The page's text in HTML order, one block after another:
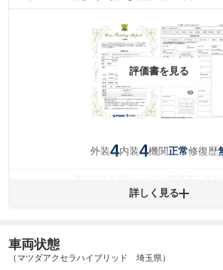
評価書を見る
外装4内装4機関正常修復歴
コミが残っています。
(内装状態)
機関 主要機関に不具合はありません。
詳しく見る
車両状態
（マツダアクセラハイブリッド 埼玉県）